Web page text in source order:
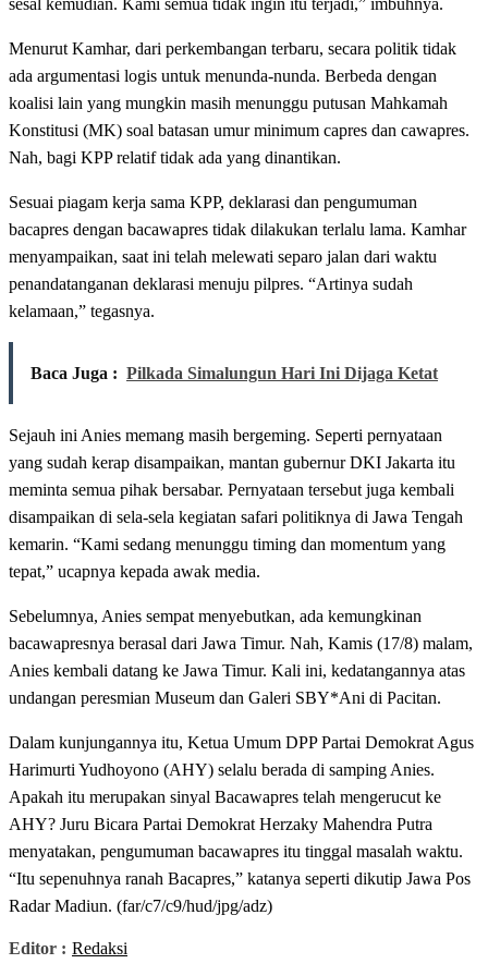
sesal kemudian. Kami semua tidak ingin itu terjadi,” imbuhnya.
Menurut Kamhar, dari perkembangan terbaru, secara politik tidak
ada argumentasi logis untuk menunda-nunda. Berbeda dengan
koalisi lain yang mungkin masih menunggu putusan Mahkamah
Konstitusi (MK) soal batasan umur minimum capres dan cawapres.
Nah, bagi KPP relatif tidak ada yang dinantikan.
Sesuai piagam kerja sama KPP, deklarasi dan pengumuman
bacapres dengan bacawapres tidak dilakukan terlalu lama. Kamhar
menyampaikan, saat ini telah melewati separo jalan dari waktu
penandatanganan deklarasi menuju pilpres. “Artinya sudah
kelamaan,” tegasnya.
Baca Juga : Pilkada Simalungun Hari Ini Dijaga Ketat
Sejauh ini Anies memang masih bergeming. Seperti pernyataan
yang sudah kerap disampaikan, mantan gubernur DKI Jakarta itu
meminta semua pihak bersabar. Pernyataan tersebut juga kembali
disampaikan di sela-sela kegiatan safari politiknya di Jawa Tengah
kemarin. “Kami sedang menunggu timing dan momentum yang
tepat,” ucapnya kepada awak media.
Sebelumnya, Anies sempat menyebutkan, ada kemungkinan
bacawapresnya berasal dari Jawa Timur. Nah, Kamis (17/8) malam,
Anies kembali datang ke Jawa Timur. Kali ini, kedatangannya atas
undangan peresmian Museum dan Galeri SBY*Ani di Pacitan.
Dalam kunjungannya itu, Ketua Umum DPP Partai Demokrat Agus
Harimurti Yudhoyono (AHY) selalu berada di samping Anies.
Apakah itu merupakan sinyal Bacawapres telah mengerucut ke
AHY? Juru Bicara Partai Demokrat Herzaky Mahendra Putra
menyatakan, pengumuman bacawapres itu tinggal masalah waktu.
“Itu sepenuhnya ranah Bacapres,” katanya seperti dikutip Jawa Pos
Radar Madiun. (far/c7/c9/hud/jpg/adz)
Editor : Redaksi